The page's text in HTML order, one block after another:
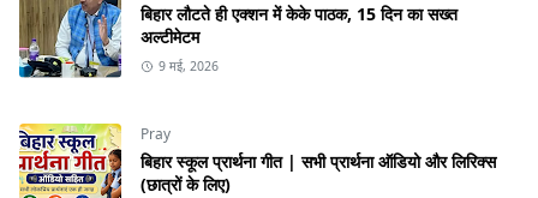
बिहार लौटते ही एक्शन में केके पाठक, 15 दिन का सख्त
अल्टीमेटम
9 मई, 2026
Pray
बिहार स्कूल प्रार्थना गीत | सभी प्रार्थना ऑडियो और लिरिक्स
(छात्रों के लिए)